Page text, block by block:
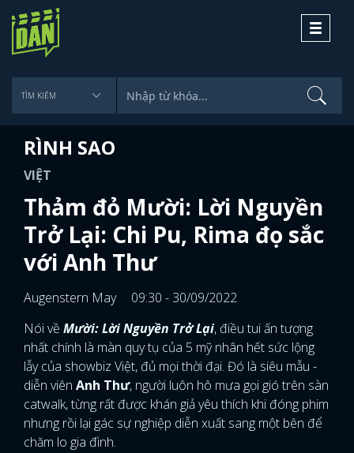
Toggle
RÌNH SAO
VIỆT
Thảm đỏ Mười: Lời Nguyền
Trở Lại: Chi Pu, Rima đọ sắc
với Anh Thư
Augenstern May
09:30 - 30/09/2022
Nói về Mười: Lời Nguyền Trở Lại, điều tui ấn tượng
nhất chính là màn quy tụ của 5 mỹ nhân hết sức lộng
lẫy của showbiz Việt, đủ mọi thời đại. Đó là siêu mẫu -
diễn viên Anh Thư, người luôn hô mưa gọi gió trên sàn
catwalk, từng rất được khán giả yêu thích khi đóng phim
nhưng rồi lại gác sự nghiệp diễn xuất sang một bên để
chăm lo gia đình.